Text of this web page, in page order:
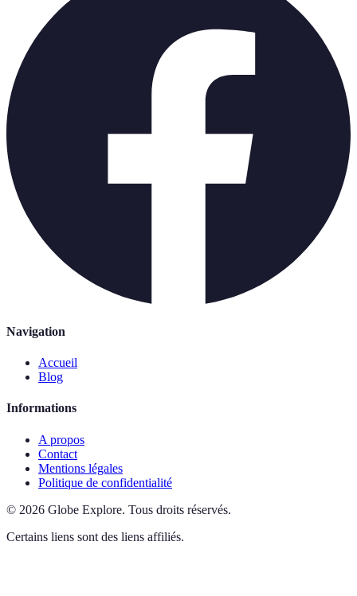
Navigation
Accueil
Blog
Informations
A propos
Contact
Mentions légales
Politique de confidentialité
© 2026 Globe Explore. Tous droits réservés.
Certains liens sont des liens affiliés.